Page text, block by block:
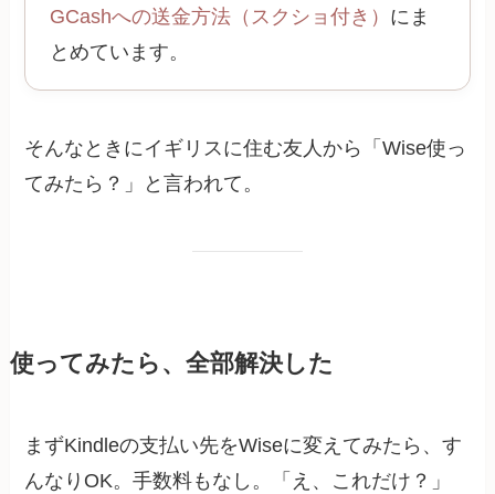
GCashへの送金方法（スクショ付き） にま
とめています。
そんなときにイギリスに住む友人から「Wise使っ
てみたら？」と言われて。
使ってみたら、全部解決した
まずKindleの支払い先をWiseに変えてみたら、す
んなりOK。手数料もなし。「え、これだけ？」